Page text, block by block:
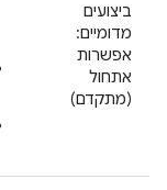
ביצועים
מדומיים:
אפשרות
אתחול
(מתקדם)